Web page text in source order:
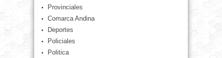
Provinciales
Comarca Andina
Deportes
Policiales
Politica